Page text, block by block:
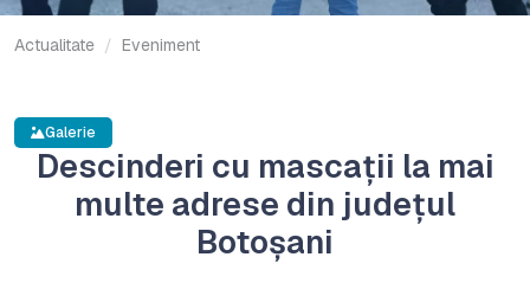
Actualitate Eveniment
Galerie
Descinderi cu mascații la mai
multe adrese din județul
Botoșani